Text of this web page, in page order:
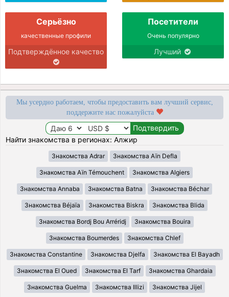
Серьёзно
качественные профили
Подтверждённое качество
Посетители
Очень популярно
Лучший
Мы усердно работаем, чтобы предоставить вам лучший сервис,
поддержите нас пожалуйста
Найти знакомства в регионах: Алжир
Знакомства Adrar Знакомства Aïn Defla
Знакомства Aïn Témouchent Знакомства Algiers
Знакомства Annaba Знакомства Batna Знакомства Béchar
Знакомства Béjaïa Знакомства Biskra Знакомства Blida
Знакомства Bordj Bou Arréridj Знакомства Bouira
Знакомства Boumerdes Знакомства Chlef
Знакомства Constantine Знакомства Djelfa Знакомства El Bayadh
Знакомства El Oued Знакомства El Tarf Знакомства Ghardaia
Знакомства Guelma Знакомства Illizi Знакомства Jijel